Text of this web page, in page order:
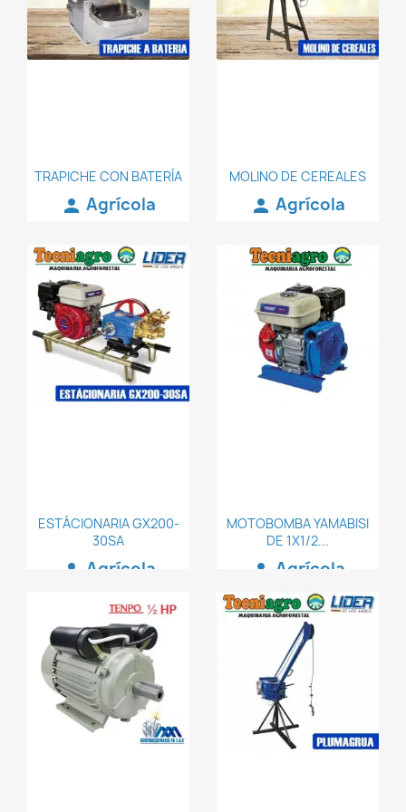
TRAPICHE CON BATERÍA
person Agrícola
MOLINO DE CEREALES
person Agrícola
ESTÁCIONARIA GX200-
30SA
person Agrícola
favorite_border
MOTOBOMBA YAMABISI
DE 1X1/2...
person Agrícola
favorite_border
favorite_border